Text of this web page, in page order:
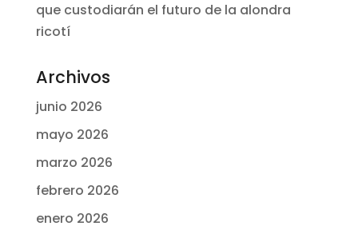
que custodiarán el futuro de la alondra
ricotí
Archivos
junio 2026
mayo 2026
marzo 2026
febrero 2026
enero 2026